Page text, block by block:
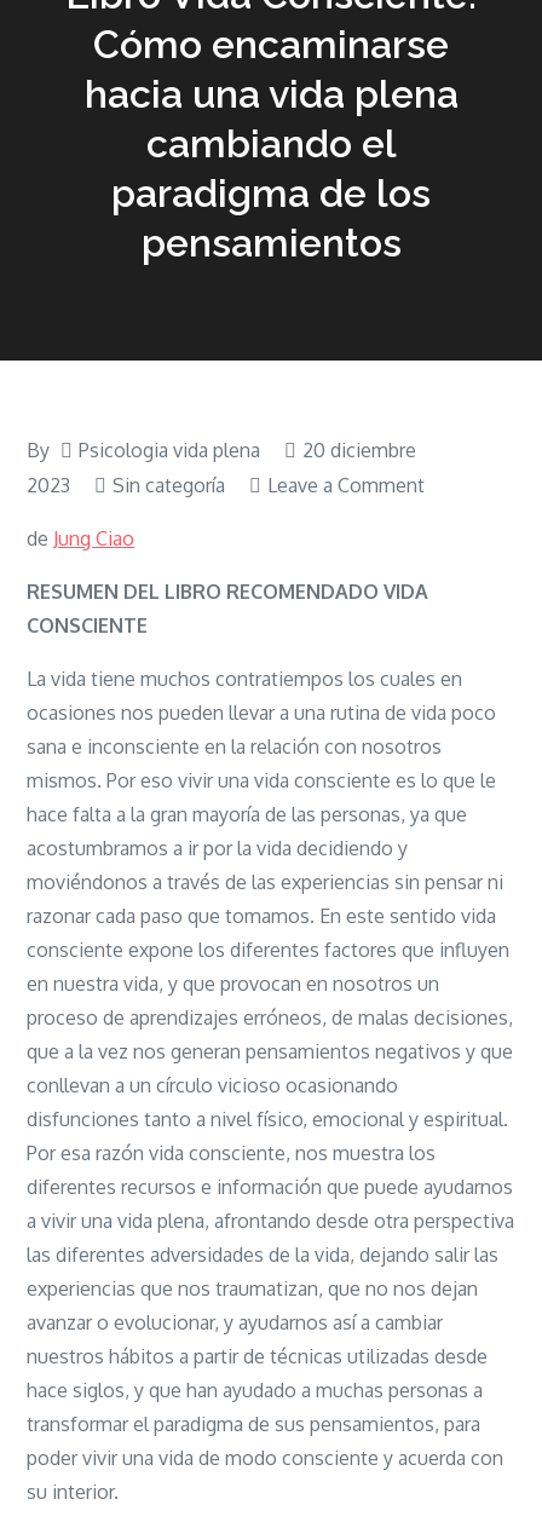
Cómo encaminarse
hacia una vida plena
cambiando el
paradigma de los
pensamientos
By Psicologia vida plena
20 diciembre
2023
Sin categoría Leave a Commenton
Consciente:
hacia
una
vida
plena
cambiando
paradigma
de
los
de Jung Ciao
RESUMEN DEL LIBRO RECOMENDADO VIDA
CONSCIENTE
La vida tiene muchos contratiempos los cuales en
ocasiones nos pueden llevar a una rutina de vida poco
sana e inconsciente en la relación con nosotros
mismos. Por eso vivir una vida consciente es lo que le
hace falta a la gran mayoría de las personas, ya que
acostumbramos a ir por la vida decidiendo y
moviéndonos a través de las experiencias sin pensar ni
razonar cada paso que tomamos. En este sentido vida
consciente expone los diferentes factores que influyen
en nuestra vida, y que provocan en nosotros un
proceso de aprendizajes erróneos, de malas decisiones,
que a la vez nos generan pensamientos negativos y que
conllevan a un círculo vicioso ocasionando
disfunciones tanto a nivel físico, emocional y espiritual.
Por esa razón vida consciente, nos muestra los
diferentes recursos e información que puede ayudarnos
a vivir una vida plena, afrontando desde otra perspectiva
las diferentes adversidades de la vida, dejando salir las
experiencias que nos traumatizan, que no nos dejan
avanzar o evolucionar, y ayudarnos así a cambiar
nuestros hábitos a partir de técnicas utilizadas desde
hace siglos, y que han ayudado a muchas personas a
transformar el paradigma de sus pensamientos, para
poder vivir una vida de modo consciente y acuerda con
su interior.